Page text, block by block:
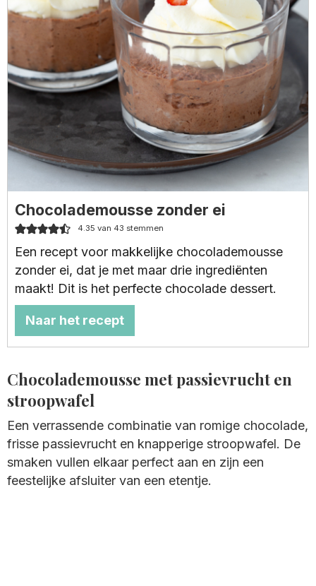
Chocolademousse zonder ei
4.35 van 43 stemmen
Een recept voor makkelijke chocolademousse
zonder ei, dat je met maar drie ingrediënten
maakt! Dit is het perfecte chocolade dessert.
Naar het recept
Chocolademousse met passievrucht en
stroopwafel
Een verrassende combinatie van romige chocolade,
frisse passievrucht en knapperige stroopwafel. De
smaken vullen elkaar perfect aan en zijn een
feestelijke afsluiter van een etentje.